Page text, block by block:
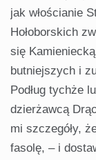
jak włościanie
Hołoborskich
się
butniejszych i
Podług tychże
dzierżawcą
mi szczegóły,
fasolę, – i